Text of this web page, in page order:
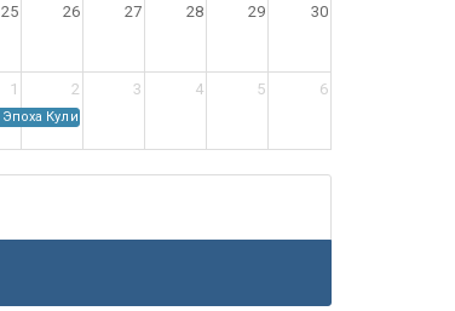
25 26 27 28 29 30
1 2 3 4 5 6
Эпоха Куликовской битвы: Проблемы источниковедения